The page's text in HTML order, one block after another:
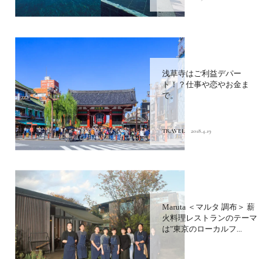
浅草寺はご利益デパー
ト！？仕事や恋やお金ま
で。
TRAVEL 2018.4.19
Maruta ＜マルタ 調布＞ 薪
火料理レストランのテーマ
は"東京のローカルフ...